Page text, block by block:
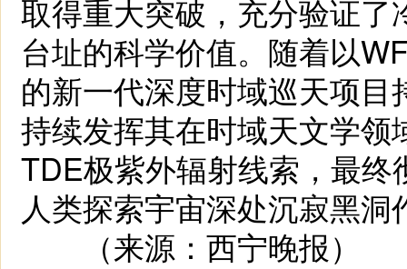
取得重大突破，充分验证
台址的科学价值。随着以
的新一代深度时域巡天项
持续发挥其在时域天文学
TDE极紫外辐射线索，最
人类探索宇宙深处沉寂黑洞
（来源：西宁晚报）